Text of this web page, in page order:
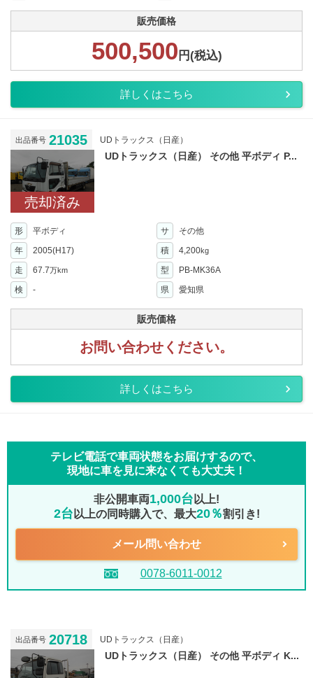
販売価格
500,500 円(税込)
詳しくはこちら
出品番号 21035 UDトラックス（日産）
売却済み
UDトラックス（日産） その他 平ボディ P...
形 平ボディ サ
その他
年
2005(H17) 積 4,200kg
走 67.7万km 型
PB-MK36A
検
- 県 愛知県
販売価格
お問い合わせください。
詳しくはこちら
テレビ電話で車両状態をお届けするので、
現地に車を見に来なくても大丈夫！
非公開車両1,000台 以上!
2台 以上の同時購入で、最大20％割引き!
メール問い合わせ
0078-6011-0012
出品番号 20718 UDトラックス（日産）
UDトラックス（日産） その他 平ボディ K...